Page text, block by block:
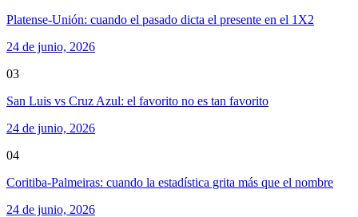
Platense-Unión: cuando el pasado dicta el presente en el 1X2
24 de junio, 2026
03
San Luis vs Cruz Azul: el favorito no es tan favorito
24 de junio, 2026
04
Coritiba-Palmeiras: cuando la estadística grita más que el nombre
24 de junio, 2026